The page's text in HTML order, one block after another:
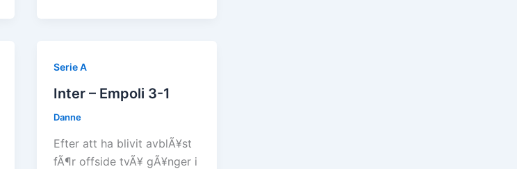
Serie A
Inter – Empoli 3-1
Danne
Efter att ha blivit avblÃ¥st
fÃ¶r offside tvÃ¥ gÃ¥nger i